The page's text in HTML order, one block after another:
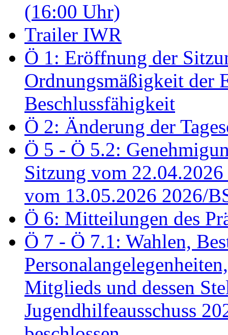
(16:00 Uhr)
Trailer IWR
Ö 1: Eröffnung der
Ordnungsmäßigkeit der
Beschlussfähigkeit
Ö 2: Änderung der
Ö 5 - Ö 5.2:
Sitzung vom
vom 13.05.2026 2026/
Ö 6: Mitteilungen des
Ö 7 - Ö 7.1: Wahlen,
Mitglieds und dessen
Jugendhilfeausschuss